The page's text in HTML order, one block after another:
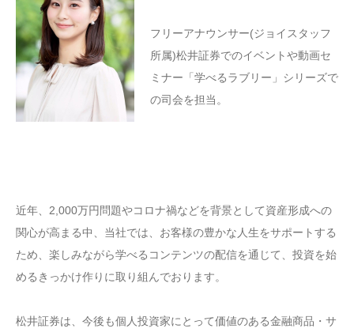
フリーアナウンサー(ジョイスタッフ
所属)松井証券でのイベントや動画セ
ミナー「学べるラブリー」シリーズで
の司会を担当。
近年、2,000万円問題やコロナ禍などを背景として資産形成への
関心が高まる中、当社では、お客様の豊かな人生をサポートする
ため、楽しみながら学べるコンテンツの配信を通じて、投資を始
めるきっかけ作りに取り組んでおります。
松井証券は、今後も個人投資家にとって価値のある金融商品・サ